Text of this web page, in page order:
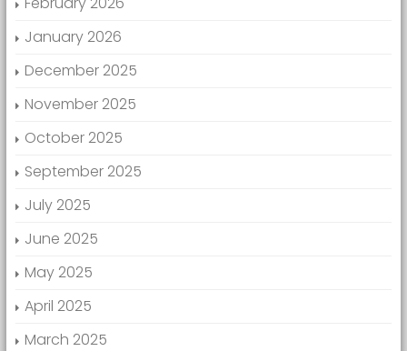
January 2026
December 2025
November 2025
October 2025
September 2025
July 2025
June 2025
May 2025
April 2025
March 2025